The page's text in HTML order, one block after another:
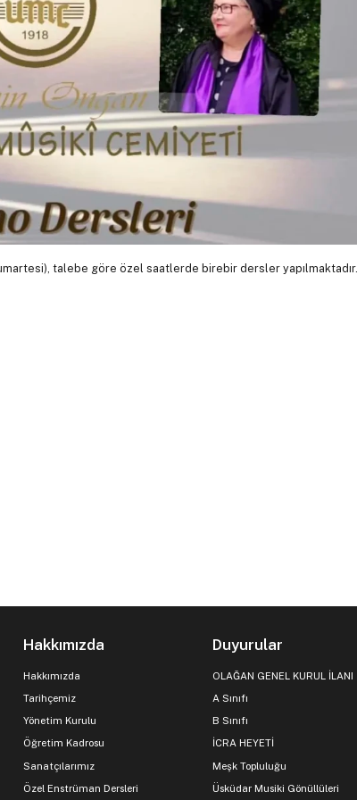
talebe göre özel saatlerde birebir dersler yapılmaktadır.
Hakkımızda
Hakkımızda
Tarihçemiz
Yönetim Kurulu
Öğretim Kadrosu
Sanatçılarımız
Özel Enstrüman Dersleri
Duyurular
OLAĞAN GENEL KURUL İLANI
A Sınıfı
B Sınıfı
İCRA HEYETİ
Meşk Topluluğu
Üsküdar Musiki Gönüllüleri